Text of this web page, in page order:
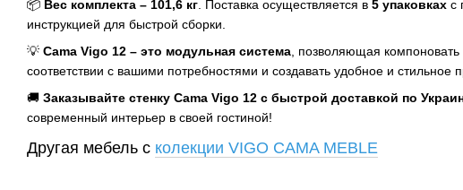
📦 Вес комплекта – 101,6 кг . Поставка осуществляется в 5 упаковках с
инструкцией для быстрой сборки.
💡 Cama Vigo 12 – это модульная система , позволяющая
соответствии с вашими потребностями и создавать удобное и стильное
🚚 Заказывайте стенку Cama Vigo 12 с быстрой доставкой по
современный интерьер в своей гостиной!
Другая мебель с колекции VIGO CAMA MEBLE